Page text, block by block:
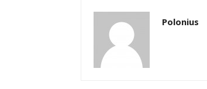
Polonius